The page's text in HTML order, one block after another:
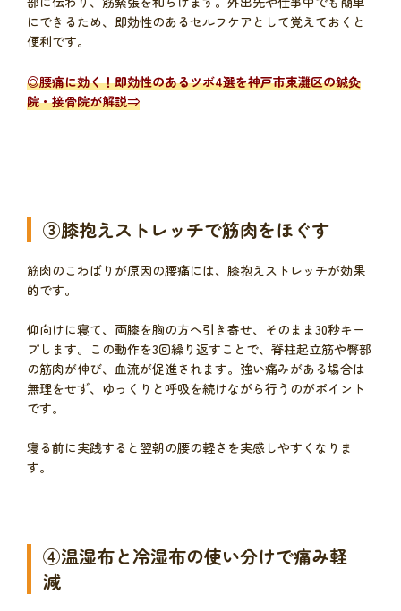
にできるため、即効性のあるセルフケアとして覚えておくと
便利です。
◎腰痛に効く！即効性のあるツボ4選を神戸市東灘区の鍼灸
院・接骨院が解説⇒
③膝抱えストレッチで筋肉をほぐす
筋肉のこわばりが原因の腰痛には、膝抱えストレッチが効果
的です。
仰向けに寝て、両膝を胸の方へ引き寄せ、そのまま30秒キー
プします。この動作を3回繰り返すことで、脊柱起立筋や臀部
の筋肉が伸び、血流が促進されます。強い痛みがある場合は
無理をせず、ゆっくりと呼吸を続けながら行うのがポイント
です。
寝る前に実践すると翌朝の腰の軽さを実感しやすくなりま
す。
④温湿布と冷湿布の使い分けで痛み軽
減